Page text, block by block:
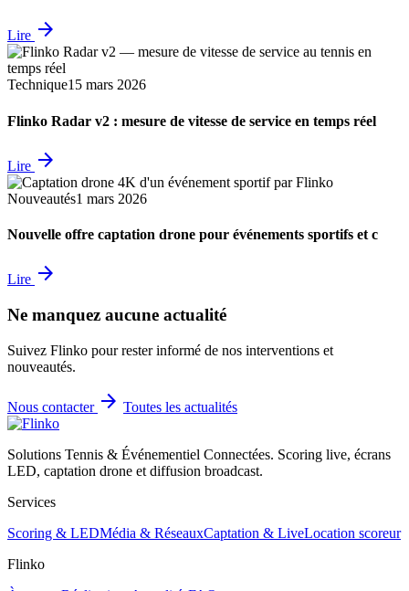
Lire arrow_forward
Technique15 mars 2026
Flinko Radar v2 : mesure de vitesse de service en temps réel
Lire arrow_forward
Nouveautés1 mars 2026
Nouvelle offre captation drone pour événements sportifs et c
Lire arrow_forward
Ne manquez aucune actualité
Suivez Flinko pour rester informé de nos interventions et
nouveautés.
Nous contacter arrow_forward Toutes les actualités
Solutions Tennis & Événementiel Connectées. Scoring live, écrans
LED, captation drone et diffusion broadcast.
Services
Scoring & LEDMédia & RéseauxCaptation & LiveLocation scoreur
Flinko